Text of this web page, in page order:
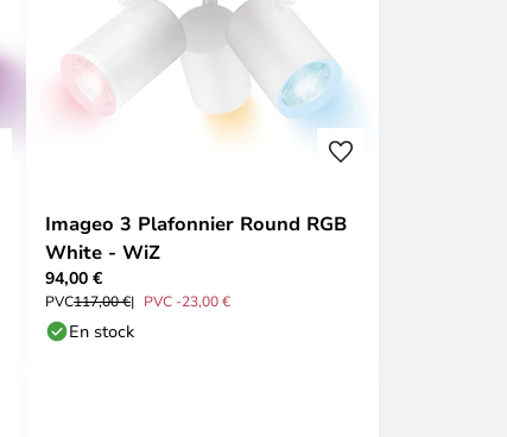
Imageo 3 Plafonnier Round RGB
White - WiZ
94,00 €
PVC117,00 € PVC -23,00 €
En stock